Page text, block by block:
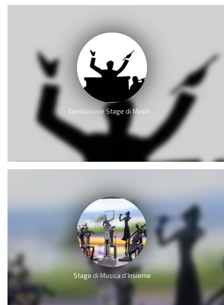
Conclusione Stage di Musica d’Insieme
Stage di Musica d’Insieme